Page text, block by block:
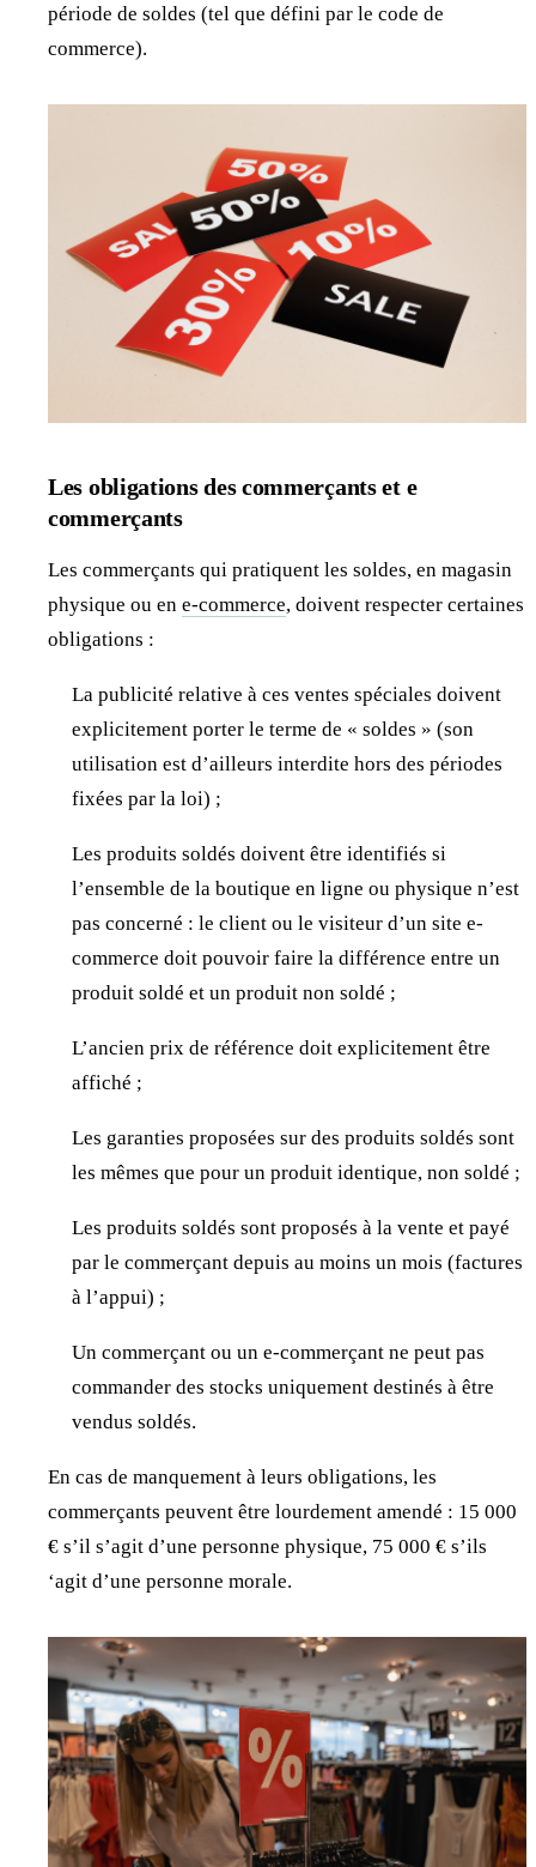
période de soldes (tel que défini par le code de
commerce).
Les obligations des commerçants et e
commerçants
Les commerçants qui pratiquent les soldes, en magasin
physique ou en e-commerce, doivent respecter certaines
obligations :
La publicité relative à ces ventes spéciales doivent
explicitement porter le terme de « soldes » (son
utilisation est d’ailleurs interdite hors des périodes
fixées par la loi) ;
Les produits soldés doivent être identifiés si
l’ensemble de la boutique en ligne ou physique n’est
pas concerné : le client ou le visiteur d’un site e-
commerce doit pouvoir faire la différence entre un
produit soldé et un produit non soldé ;
L’ancien prix de référence doit explicitement être
affiché ;
Les garanties proposées sur des produits soldés sont
les mêmes que pour un produit identique, non soldé ;
Les produits soldés sont proposés à la vente et payé
par le commerçant depuis au moins un mois (factures
à l’appui) ;
Un commerçant ou un e-commerçant ne peut pas
commander des stocks uniquement destinés à être
vendus soldés.
En cas de manquement à leurs obligations, les
commerçants peuvent être lourdement amendé : 15 000
€ s’il s’agit d’une personne physique, 75 000 € s’ils
‘agit d’une personne morale.